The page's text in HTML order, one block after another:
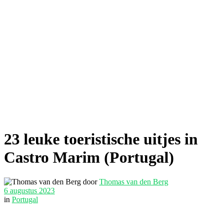
23 leuke toeristische uitjes in
Castro Marim (Portugal)
door Thomas van den Berg
6 augustus 2023
in Portugal